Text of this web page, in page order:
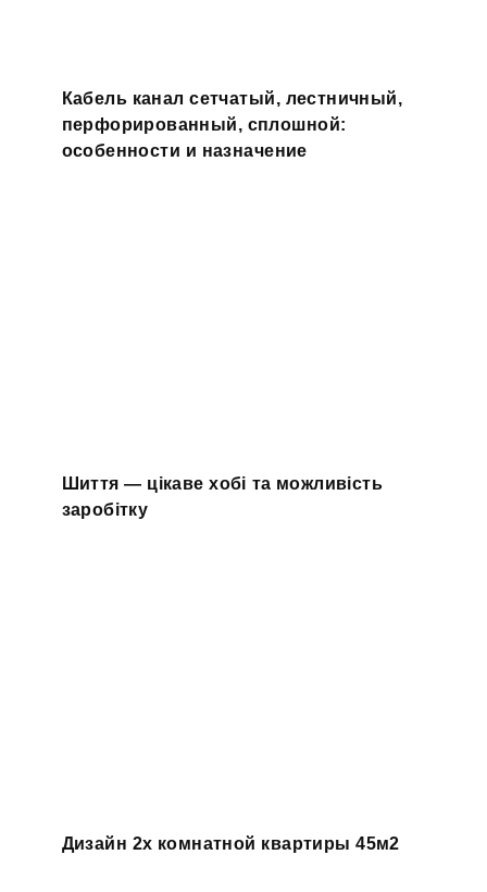
Кабель канал сетчатый, лестничный,
перфорированный, сплошной:
особенности и назначение
Шиття — цікаве хобі та можливість
заробітку
Дизайн 2х комнатной квартиры 45м2